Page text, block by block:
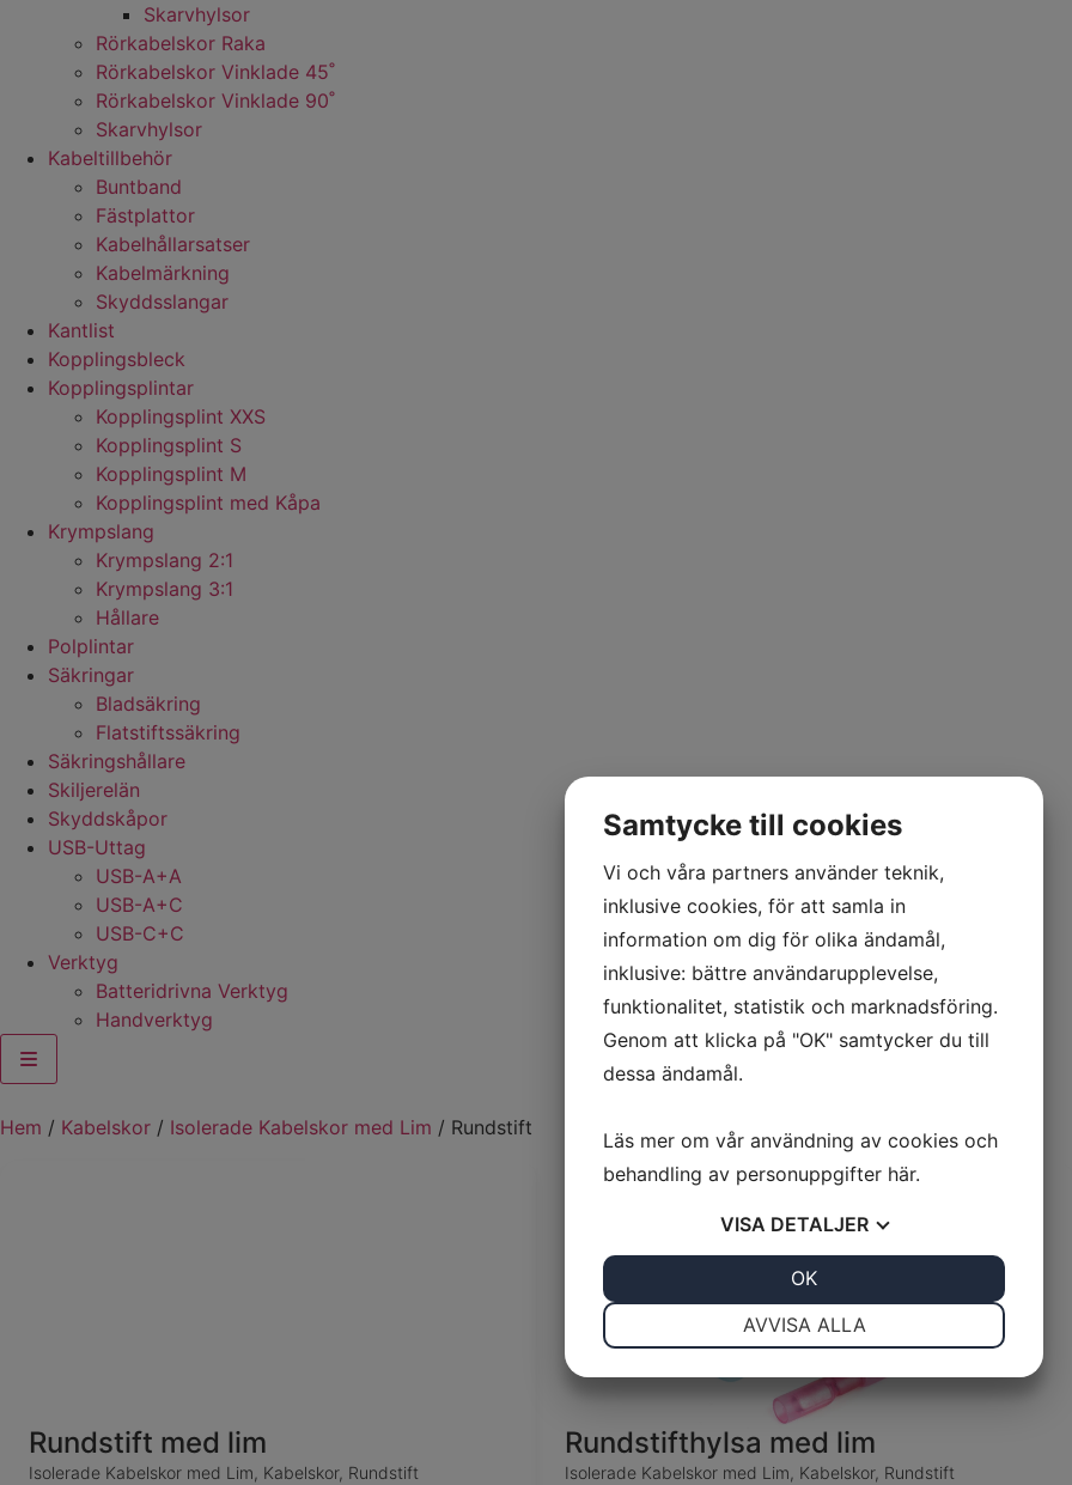
Skarvhylsor
Rörkabelskor Raka
Rörkabelskor Vinklade 45˚
Rörkabelskor Vinklade 90˚
Skarvhylsor
Kabeltillbehör
Buntband
Fästplattor
Kabelhållarsatser
Kabelmärkning
Skyddsslangar
Kantlist
Kopplingsbleck
Kopplingsplintar
Kopplingsplint XXS
Kopplingsplint S
Kopplingsplint M
Kopplingsplint med Kåpa
Krympslang
Krympslang 2:1
Krympslang 3:1
Hållare
Polplintar
Säkringar
Bladsäkring
Flatstiftssäkring
Säkringshållare
Skiljerelän
Skyddskåpor
USB-Uttag
USB-A+A
USB-A+C
USB-C+C
Verktyg
Batteridrivna Verktyg
Handverktyg
Hem / Kabelskor / Isolerade Kabelskor med Lim / Rundstift
Rundstift med lim
Isolerade Kabelskor med Lim, Kabelskor, Rundstift
Rundstifthylsa med lim
Isolerade Kabelskor med Lim, Kabelskor, Rundstift
Samtycke till cookies
Vi och våra partners använder teknik,
inklusive cookies, för att samla in
information om dig för olika ändamål,
inklusive: bättre användarupplevelse,
funktionalitet, statistik och marknadsföring.
Genom att klicka på "OK" samtycker du till
dessa ändamål.
Läs mer om vår användning av cookies och
behandling av personuppgifter här.
VISA DETALJER
MARKNADSFÖRING STATISTIK
AVVISA ALLA
OK